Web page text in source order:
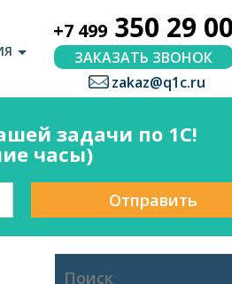
+7 499 350 29 00
ЗАКАЗАТЬ ЗВОНОК
zakaz@q1c.ru
задачи по 1С!
часы)
Отправить